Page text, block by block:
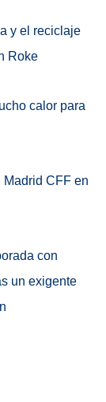
y el reciclaje
Roke
calor para
Madrid CFF en
con
un exigente